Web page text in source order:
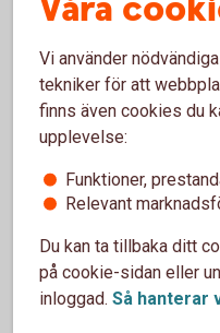
När man handlar
man courtage, precis
Swedbanks Bull & Bear-
mobilbanken är avgiftsfri,
prislista. Vid handel tas
ut. Ett certifikats värde
marginaluttag. Se
mer information om
Viktigt att veta
Vi använder
tekniker för att
finns även cookies du
upplevelse:
Funktioner,
Relevant
Du kan ta tillbaka ditt
på cookie-sidan eller
inloggad. Så hanterar